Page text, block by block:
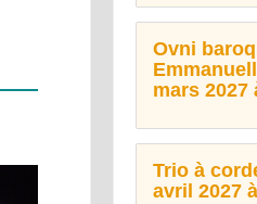
Ovni
mars 2027
Trio à
avril 2027